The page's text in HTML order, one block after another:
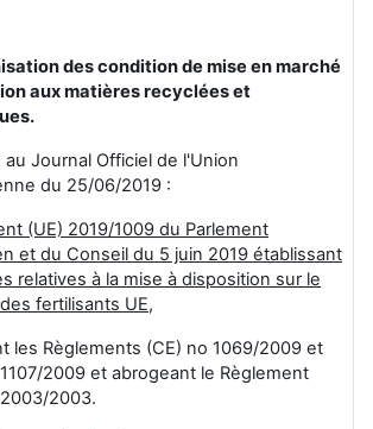
des condition de mise en marché
aux matières recyclées et
au Journal Officiel de l'Union
du 25/06/2019 :
(UE) 2019/1009 du Parlement
et du Conseil du 5 juin 2019 établissant
relatives à la mise à disposition sur le
fertilisants UE,
les Règlements (CE) no 1069/2009 et
2009 et abrogeant le Règlement
2003.